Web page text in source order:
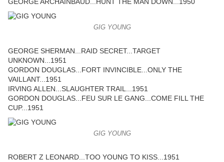
GIG YOUNG
GEORGE SHERMAN...RAID SECRET...TARGET
UNKNOWN...1951
GORDON DOUGLAS...FORT INVINCIBLE...ONLY THE
VAILLANT...1951
IRVING ALLEN...SLAUGHTER TRAIL...1951
GORDON DOUGLAS...FEU SUR LE GANG...COME FILL THE
CUP...1951
GIG YOUNG
ROBERT Z LEONARD...TOO YOUNG TO KISS...1951